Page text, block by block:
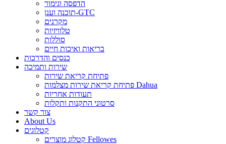
הדפסה וגימור
תוכנה וענן-GTC
מקרנים
טלוויזיות
סוללות
בריאות ואיכות חיים
כנסים והדרכות
שירות ותמיכה
פתיחת קריאת שירות
פתיחת קריאת שירות מצלמות Dahua
תעודות אחריות
סרטוני התקנות ותקלות
צור קשר
About Us
קטלוגים
קטלוג מוצרים Fellowes